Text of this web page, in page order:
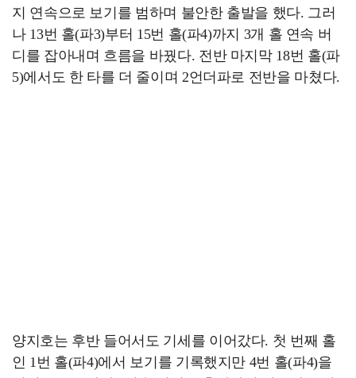
지 연속으로 보기를 범하며 불안한 출발을 했다. 그러
나 13번 홀(파3)부터 15번 홀(파4)까지 3개 홀 연속 버
디를 잡아내며 흐름을 바꿨다. 전반 마지막 18번 홀(파
5)에서도 한 타를 더 줄이며 2언더파로 전반을 마쳤다.
양지호는 후반 들어서도 기세를 이어갔다. 첫 번째 홀
인 1번 홀(파4)에서 보기를 기록했지만 4번 홀(파4)을